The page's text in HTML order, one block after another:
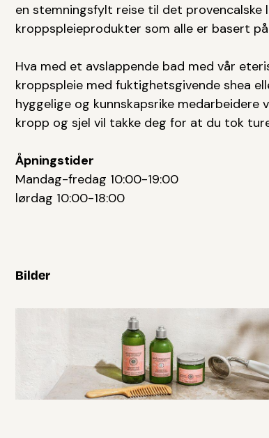
en stemningsfylt reise til det
kroppspleieprodukter som alle er basert
Hva med et avslappende bad med vår
kroppspleie med fuktighetsgivende shea
hyggelige og kunnskapsrike
kropp og sjel vil takke deg for at du tok
Åpningstider
Mandag-fredag 10:00-19:00
lørdag 10:00-18:00
Bilder